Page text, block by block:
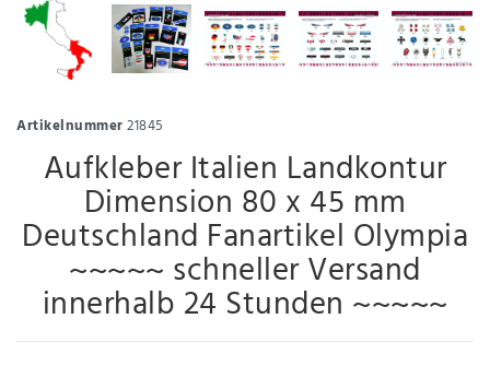
Artikelnummer21845
Aufkleber Italien Landkontur
Dimension 80 x 45 mm
Deutschland Fanartikel Olympia
~~~~~ schneller Versand
innerhalb 24 Stunden ~~~~~